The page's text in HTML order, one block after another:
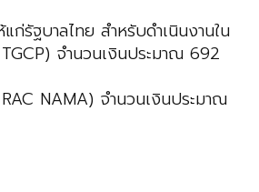
รัฐบาลไทย สำหรับดำเนินงานใน
จำนวนเงินประมาณ 692
NAMA) จำนวนเงินประมาณ